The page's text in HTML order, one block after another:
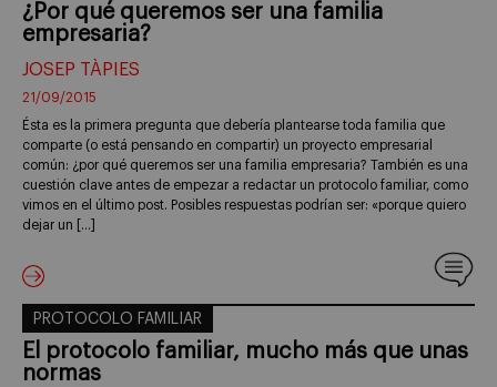
¿Por qué queremos ser una familia
empresaria?
JOSEP TÀPIES
21/09/2015
Ésta es la primera pregunta que debería plantearse toda familia que
comparte (o está pensando en compartir) un proyecto empresarial
común: ¿por qué queremos ser una familia empresaria? También es una
cuestión clave antes de empezar a redactar un protocolo familiar, como
vimos en el último post. Posibles respuestas podrían ser: «porque quiero
dejar un […]
PROTOCOLO FAMILIAR
El protocolo familiar, mucho más que unas
normas